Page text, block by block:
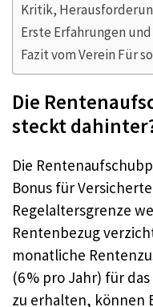
Kritik,
Erste Erfahrungen
Fazit vom Verein Für
Die
steckt
Die
Bonus für
Regelaltersgrenze
Rentenbezug
monatliche
(6 % pro Jahr) für
zu erhalten, können